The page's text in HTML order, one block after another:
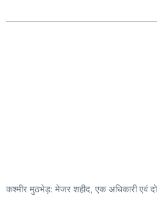
कश्मीर मुठभेड़: मेजर शहीद, एक अधिकारी एवं